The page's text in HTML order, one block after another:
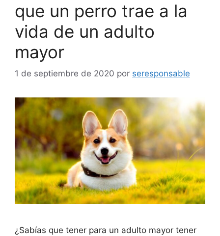
que un perro trae a la
vida de un adulto
mayor
1 de septiembre de 2020 por seresponsable
¿Sabías que tener para un adulto mayor tener